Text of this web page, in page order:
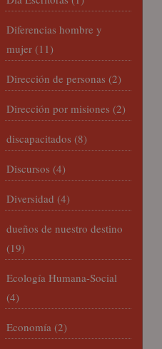
Diferencias hombre y
mujer (11)
Dirección de personas (2)
Dirección por misiones (2)
discapacitados (8)
Discursos (4)
Diversidad (4)
dueños de nuestro destino
(19)
Ecología Humana-Social
(4)
Economía (2)